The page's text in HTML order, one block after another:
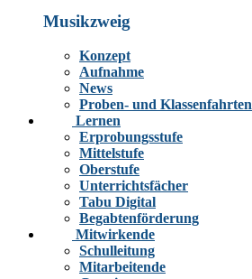
Musikzweig
Konzept
Aufnahme
News
Proben- und Klassenfahrten
Lernen
Erprobungsstufe
Mittelstufe
Oberstufe
Unterrichtsfächer
Tabu Digital
Begabtenförderung
Mitwirkende
Schulleitung
Mitarbeitende